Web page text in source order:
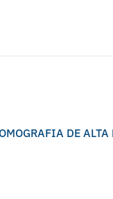
DE ALTA